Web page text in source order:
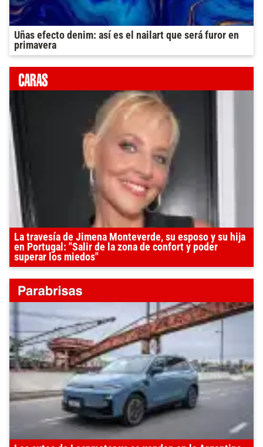
Uñas efecto denim: así es el nailart que será furor en
primavera
La travesía de Jimena Monteverde, su esposo y su hija
en Portugal: "Salir de la zona de confort y poder
superar los miedos"